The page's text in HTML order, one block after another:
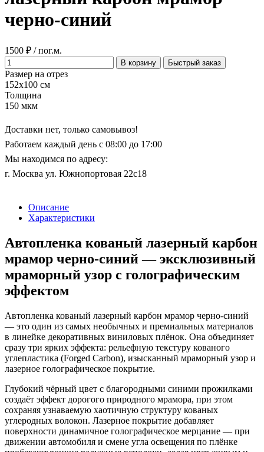
черно-синий
1500 ₽ / пог.м.
В корзину Быстрый заказ
Размер на отрез
152x100 см
Толщина
150 мкм
Доставки нет, только самовывоз!
Работаем каждый день с 08:00 до 17:00
Мы находимся по адресу:
г. Москва ул. Южнопортовая 22с18
Описание
Характеристики
Автопленка кованый лазерный карбон
мрамор черно-синий — эксклюзивный
мраморный узор с голографическим
эффектом
Автопленка кованый лазерный карбон мрамор черно-синий
— это один из самых необычных и премиальных материалов
в линейке декоративных виниловых плёнок. Она объединяет
сразу три ярких эффекта: рельефную текстуру кованого
углепластика (Forged Carbon), изысканный мраморный узор и
лазерное голографическое покрытие.
Глубокий чёрный цвет с благородными синими прожилками
создаёт эффект дорогого природного мрамора, при этом
сохраняя узнаваемую хаотичную структуру кованых
углеродных волокон. Лазерное покрытие добавляет
поверхности динамичное голографическое мерцание — при
движении автомобиля и смене угла освещения по плёнке